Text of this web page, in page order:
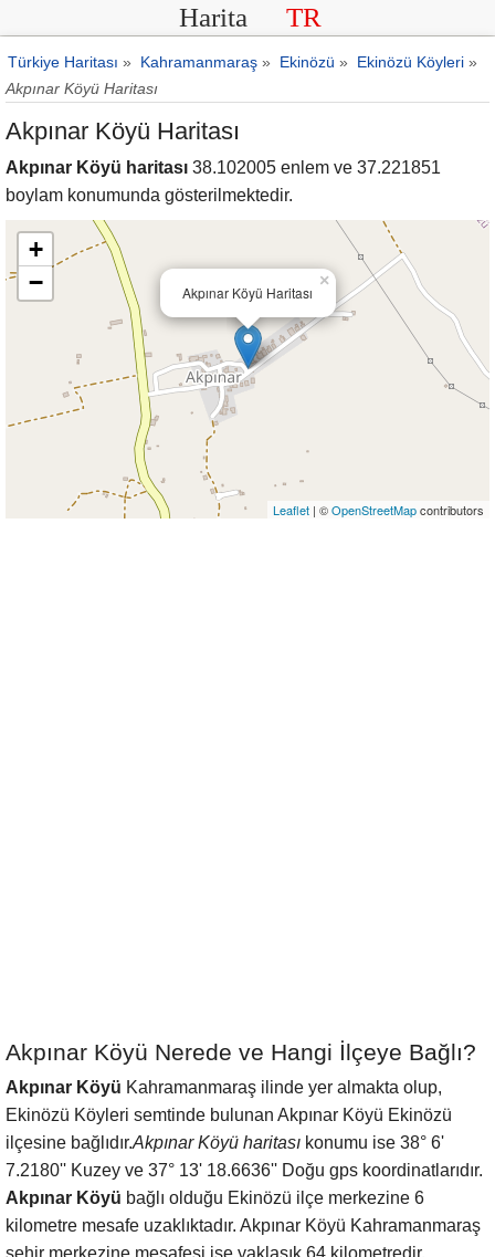
Harita TR
Türkiye Haritası » Kahramanmaraş » Ekinözü » Ekinözü Köyleri »
Akpınar Köyü Haritası
Akpınar Köyü Haritası
Akpınar Köyü haritası 38.102005 enlem ve 37.221851
boylam konumunda gösterilmektedir.
Akpınar Köyü Haritası
×
+
−
Leaflet | ©OpenStreetMapcontributors
Akpınar Köyü Nerede ve Hangi İlçeye Bağlı?
Akpınar Köyü Kahramanmaraş ilinde yer almakta olup,
Ekinözü Köyleri semtinde bulunan Akpınar Köyü Ekinözü
ilçesine bağlıdır.Akpınar Köyü haritası konumu ise 38° 6'
7.2180'' Kuzey ve 37° 13' 18.6636'' Doğu gps koordinatlarıdır.
Akpınar Köyü bağlı olduğu Ekinözü ilçe merkezine 6
kilometre mesafe uzaklıktadır. Akpınar Köyü Kahramanmaraş
şehir merkezine mesafesi ise yaklaşık 64 kilometredir.